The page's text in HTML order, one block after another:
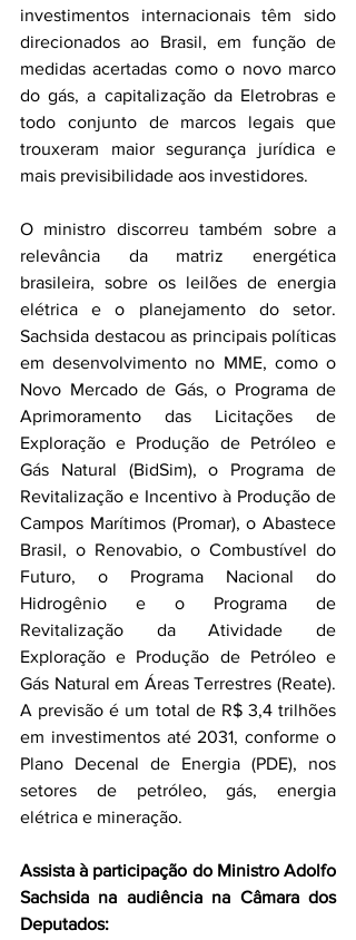
investimentos internacionais têm sido
direcionados ao Brasil, em função de
medidas acertadas como o novo marco
do gás, a capitalização da Eletrobras e
todo conjunto de marcos legais que
trouxeram maior segurança jurídica e
mais previsibilidade aos investidores.
O ministro discorreu também sobre a
relevância da matriz energética
brasileira, sobre os leilões de energia
elétrica e o planejamento do setor.
Sachsida destacou as principais políticas
em desenvolvimento no MME, como o
Novo Mercado de Gás, o Programa de
Aprimoramento das Licitações de
Exploração e Produção de Petróleo e
Gás Natural (BidSim), o Programa de
Revitalização e Incentivo à Produção de
Campos Marítimos (Promar), o Abastece
Brasil, o Renovabio, o Combustível do
Futuro, o Programa Nacional do
Hidrogênio e o Programa de
Revitalização da Atividade de
Exploração e Produção de Petróleo e
Gás Natural em Áreas Terrestres (Reate).
A previsão é um total de R$ 3,4 trilhões
em investimentos até 2031, conforme o
Plano Decenal de Energia (PDE), nos
setores de petróleo, gás, energia
elétrica e mineração.
Assista à participação do Ministro Adolfo
Sachsida na audiência na Câmara dos
Deputados: